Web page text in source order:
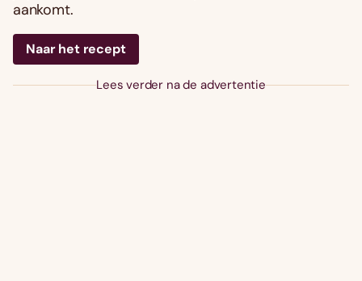
aankomt.
Naar het recept
Lees verder na de advertentie